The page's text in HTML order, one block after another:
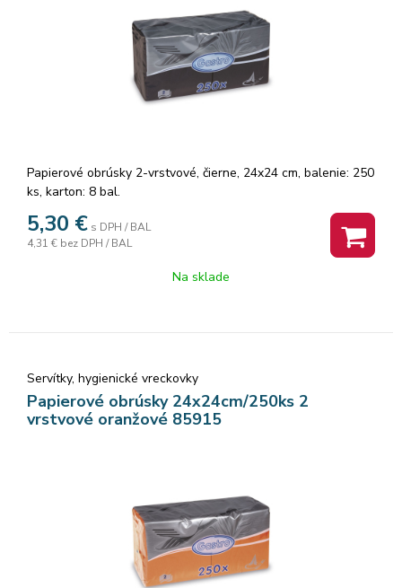
Papierové obrúsky 2-vrstvové, čierne, 24x24 cm, balenie: 250
ks, karton: 8 bal.
5,30 € s DPH / BAL
4,31 € bez DPH / BAL
Na sklade
Servítky, hygienické vreckovky
Papierové obrúsky 24x24cm/250ks 2
vrstvové oranžové 85915